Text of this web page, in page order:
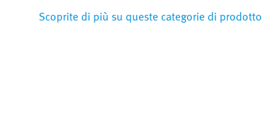
Scoprite di più su queste categorie di prodotto